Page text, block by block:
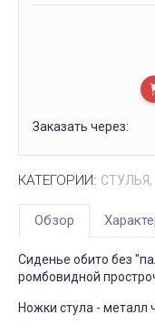
Заказать через:
КАТЕГОРИИ: СТУЛЬЯ
Обзор
Сиденье обито без
ромбовидной
Ножки стула - металл